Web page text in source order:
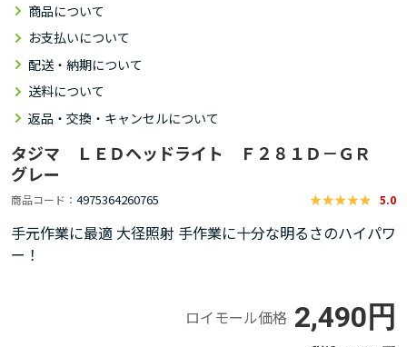
商品について
お支払いについて
配送・納期について
送料について
返品・交換・キャンセルについて
タジマ ＬＥＤヘッドライト Ｆ２８１Ｄ－ＧＲ
グレー
商品コード 4975364260765 5.0
手元作業に最適 大径照射 手作業に十分な明るさのハイパワ
ー！
ロイモール価格 2,490円